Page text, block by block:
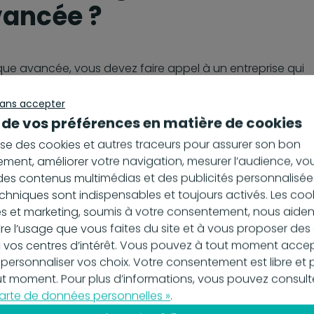
?
avancée, vous devez faire appel à un entreprise qui
que le fournisseur est reconnu et certifié selon les
région. Les fournisseurs doivent être conformes aux
telles que lerèglement eIDASen Europe, qui
signatures.
techniques du service de signature
offre les fonctionnalités nécessaires, comme
du document, et que la signature peut être vérifiée
nécessiter d'accès à des informations privées
car nous proposons des solutions designature
aux différents besoins des entreprises.
accepter
vos préférences en matière de cookies
des cookies et autres traceurs pour assurer son bon
améliorer votre navigation, mesurer l’audience,
contenus multimédias et des publicités
sont indispensables et toujours activés. Les
et marketing, soumis à votre consentement, nous
l’usage que vous faites du site et à vous proposer
centres d’intérêt. Vous pouvez à tout moment
vos choix. Votre consentement est libre et
moment. Pour plus d’informations, vous pouvez
de données personnelles ».